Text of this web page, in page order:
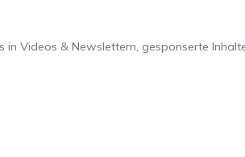
Videos & Newslettern, gesponserte